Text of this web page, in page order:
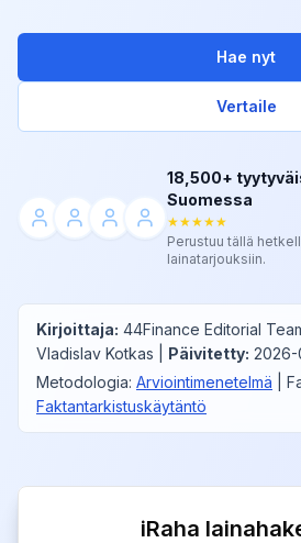
Hae nyt
Vertaile
18,500+
Suomessa
★★★★★
Perustuu tällä
lainatarjouksiin.
Kirjoittaja: 44Finance Editorial
Vladislav Kotkas
Päivitetty: 2026-
Metodologia: Arviointimenetelmä
Faktantarkistuskäytäntö
iRaha